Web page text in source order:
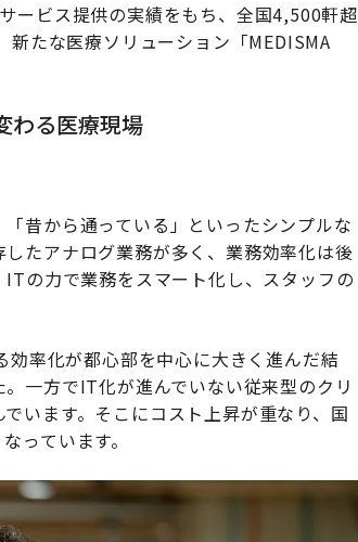
ービス提供の実績をもち、全国4,500軒超
たな医療ソリューション「MEDISMA
わる医療現場
昔から通っている」といったシンプルな
たアナログ業務が多く、業務効率化は後
の力で業務をスマート化し、スタッフの
率化が都心部を中心に大きく進んだ結
一方でIT化が進んでいない従来型のクリ
います。そこにコスト上昇が重なり、国
っています。